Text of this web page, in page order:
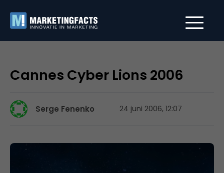
Cannes Cyber Lions 2006
Serge Fenenko 24 juni 2006, 12:07